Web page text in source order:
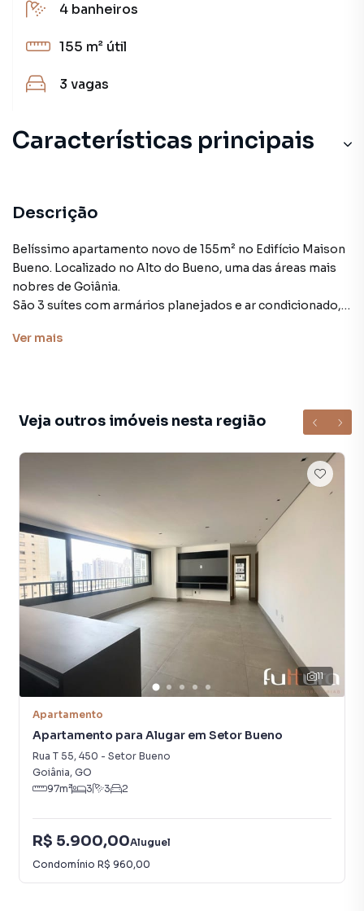
4 banheiros
155 m² útil
3 vagas
Características principais
Descrição
Belíssimo apartamento novo de 155m² no Edifício Maison
Bueno. Localizado no Alto do Bueno, uma das áreas mais
nobres de Goiânia.
São 3 suítes com armários planejados e ar condicionado,
armários, área de serviço e banheiro de serviço. 03 vagas
Ver mais
Veja outros imóveis nesta região
11
Apartamento
Apartamento para Alugar em Setor Bueno
Rua T 55, 450 - Setor Bueno
Goiânia, GO
97m² 3 3 2
R$ 5.900,00Aluguel
Condomínio R$ 960,00